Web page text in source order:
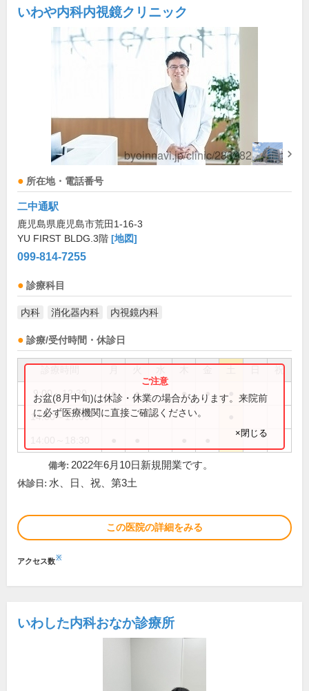
いわや内科内視鏡クリニック
所在地・電話番号
二中通駅
鹿児島県鹿児島市荒田1-16-3
YU FIRST BLDG.3階 [地図]
099-814-7255
診療科目
内科 消化器内科 内視鏡内科
診療/受付時間・休診日
祝
9:00～12:30 ● ● ● ●
14:00～17:00
お盆(8月中旬)は休診・休業の場合があります。来院前
に必ず医療機関に直接ご確認ください。
×閉じる
備考: 2022年6月10日新規開業です。
休診日: 水、日、祝、第3土
この医院の詳細をみる
アクセス数※
いわした内科おなか診療所